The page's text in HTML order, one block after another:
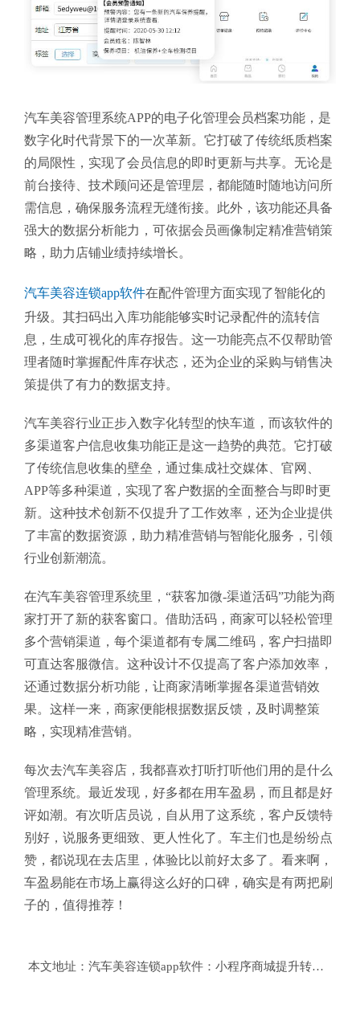
汽车美容管理系统APP的电子化管理会员档案功能，是
数字化时代背景下的一次革新。它打破了传统纸质档案
的局限性，实现了会员信息的即时更新与共享。无论是
前台接待、技术顾问还是管理层，都能随时随地访问所
需信息，确保服务流程无缝衔接。此外，该功能还具备
强大的数据分析能力，可依据会员画像制定精准营销策
略，助力店铺业绩持续增长。
汽车美容连锁app软件在配件管理方面实现了智能化的
升级。其扫码出入库功能能够实时记录配件的流转信
息，生成可视化的库存报告。这一功能亮点不仅帮助管
理者随时掌握配件库存状态，还为企业的采购与销售决
策提供了有力的数据支持。
汽车美容行业正步入数字化转型的快车道，而该软件的
多渠道客户信息收集功能正是这一趋势的典范。它打破
了传统信息收集的壁垒，通过集成社交媒体、官网、
APP等多种渠道，实现了客户数据的全面整合与即时更
新。这种技术创新不仅提升了工作效率，还为企业提供
了丰富的数据资源，助力精准营销与智能化服务，引领
行业创新潮流。
在汽车美容管理系统里，“获客加微-渠道活码”功能为商
家打开了新的获客窗口。借助活码，商家可以轻松管理
多个营销渠道，每个渠道都有专属二维码，客户扫描即
可直达客服微信。这种设计不仅提高了客户添加效率，
还通过数据分析功能，让商家清晰掌握各渠道营销效
果。这样一来，商家便能根据数据反馈，及时调整策
略，实现精准营销。
每次去汽车美容店，我都喜欢打听打听他们用的是什么
管理系统。最近发现，好多都在用车盈易，而且都是好
评如潮。有次听店员说，自从用了这系统，客户反馈特
别好，说服务更细致、更人性化了。车主们也是纷纷点
赞，都说现在去店里，体验比以前好太多了。看来啊，
车盈易能在市场上赢得这么好的口碑，确实是有两把刷
子的，值得推荐！
本文地址： 汽车美容连锁app软件：小程序商城提升转化率